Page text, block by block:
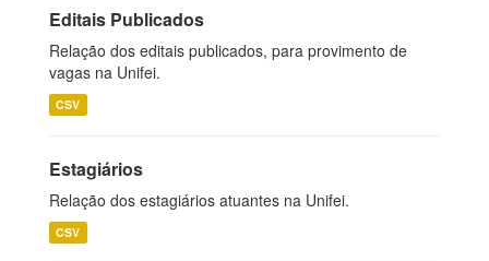
Editais Publicados
Relação dos editais publicados, para provimento de
vagas na Unifei.
CSV
Estagiários
Relação dos estagiários atuantes na Unifei.
CSV